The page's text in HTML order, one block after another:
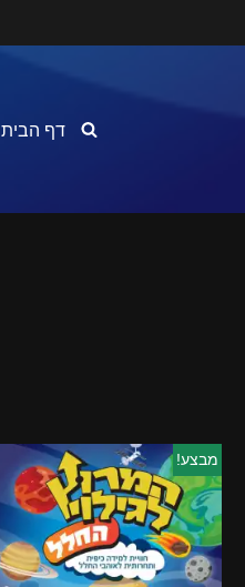
דף הבית
מבצע!